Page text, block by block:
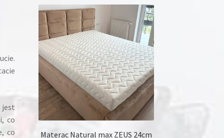
jest
co
co
Materac Natural max ZEUS 24cm